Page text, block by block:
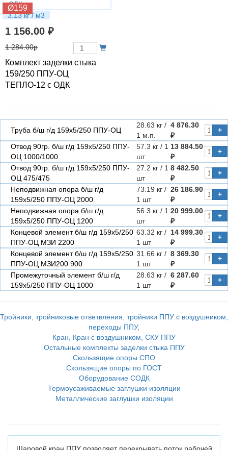
Ø159
3.13 кг / м3
1 156.00 ₽
1 284.00р
Комплект заделки стыка
159/250 ППУ-ОЦ
ТЕПЛО-12 с ОДК
Труба б/ш г/д 159х5/250 ППУ-ОЦ
28.63 кг /
1 м.п.
4 876.30
₽
+
Отвод 90гр. б/ш г/д 159х5/250 ППУ-
ОЦ 1000/1000
57.3 кг / 1
шт
13 884.50
₽
+
Отвод 90гр. б/ш г/д 159х5/250 ППУ-
ОЦ 475/475
27.2 кг / 1
шт
8 482.50
₽
+
Неподвижная опора б/ш г/д
159х5/250 ППУ-ОЦ 2000
73.19 кг /
1 шт
26 186.90
₽
+
Неподвижная опора б/ш г/д
159х5/250 ППУ-ОЦ 1200
56.3 кг / 1
шт
20 999.00
₽
+
Концевой элемент б/ш г/д 159х5/250
ППУ-ОЦ МЗИ 2200
63.32 кг /
1 шт
14 999.30
₽
+
Концевой элемент б/ш г/д 159х5/250
ППУ-ОЦ МЗИ200 900
31.66 кг /
1 шт
8 369.30
₽
+
Промежуточный элемент б/ш г/д
159х5/250 ППУ-ОЦ 1000
28.63 кг /
1 шт
6 287.60
₽
+
Тройники, тройниковые ответвления, тройники ППУ с воздушником,
переходы ППУ,
Кран, Кран с воздушником, СКУ ППУ
Остальные комплекты заделки стыка ППУ
Скользящие опоры СПО
Скользящие опоры по ГОСТ
Оборудование СОДК
Термоусаживаемые заглушки изоляции
Металлические заглушки изоляции